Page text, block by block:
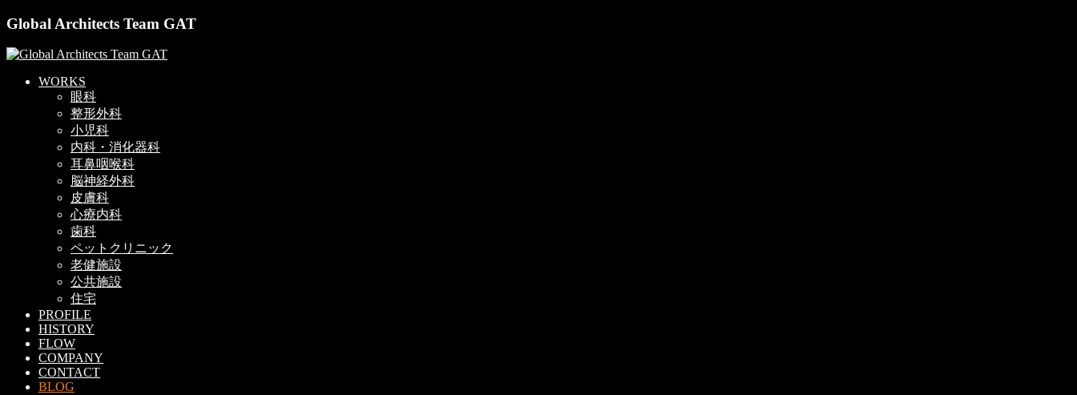
Global Architects Team GAT
WORKS
眼科
整形外科
小児科
内科・消化器科
耳鼻咽喉科
脳神経外科
皮膚科
心療内科
歯科
ペットクリニック
老健施設
公共施設
住宅
PROFILE
HISTORY
FLOW
COMPANY
CONTACT
BLOG